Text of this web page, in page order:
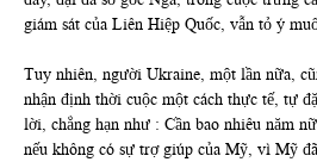
giám sát của Liên Hiệp Quốc, vẫn tỏ ý
Tuy nhiên, người Ukraine, một lần nữa,
nhận định thời cuộc một cách thực tế, tự
lời, chẳng hạn như : Cần bao nhiêu năm
nếu không có sự trợ giúp của Mỹ, vì Mỹ